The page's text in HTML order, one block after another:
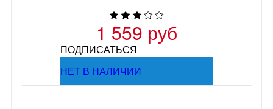
1 559 руб
ПОДПИСАТЬСЯ
НЕТ В НАЛИЧИИ